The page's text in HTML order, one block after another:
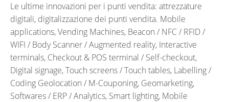
Le ultime innovazioni per i punti vendita: attrezzature
digitali, digitalizzazione dei punti vendita. Mobile
applications, Vending Machines, Beacon / NFC / RFID /
WIFI / Body Scanner / Augmented reality, Interactive
terminals, Checkout & POS terminal / Self-checkout,
Digital signage, Touch screens / Touch tables, Labelling /
Coding Geolocation / M-Couponing, Geomarketing,
Softwares / ERP / Analytics, Smart lighting, Mobile